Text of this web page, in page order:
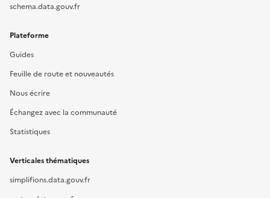
schema.data.gouv.fr
Plateforme
Guides
Feuille de route et nouveautés
Nous écrire
Échangez avec la communauté
Statistiques
Verticales thématiques
simplifions.data.gouv.fr